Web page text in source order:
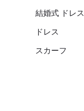
結婚式 ドレス
ドレス
スカーフ